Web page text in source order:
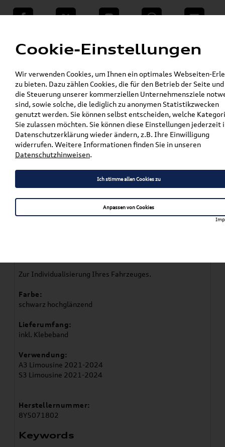
teilen Twitter Instagram WhatsApp E-Mail
VW Shop - VW Originalteile und Zubehör »
Audi Produkte » Audi Original Zubehör »
Sport & Design » Schriftzüge & Dekorfolien
»
Original Audi Ringe in Schwarz A3 / S3
Limousine (8Y) für das Heck 8Y5071802
Original Audi Ringe in
Schwarz A3 / S3 Limousine
(8Y) für das Heck
8Y5071802
Zur Individualisierung Ihres Fahrzeuges.
Farbe:
schwarz hochglänzend
Lieferumfang:
inkl. Klebeband
Verwendung:
A3 Limousine 2021-2024
S3 Limousine 2021-2024
Herstellernummer:
8Y5071802
Keywords
Cookie-Einstellungen
Wir verwenden Cookies, um Ihnen ein optimales Webseiten-
zu bieten. Dazu zählen Cookies, die für den Betrieb der Seite
die Steuerung unserer kommerziellen Unternehmensziele
sind, sowie solche, die lediglich zu anonymen Statistikzwecken
genutzt werden. Sie können selbst entscheiden, welche
Sie zulassen möchten. Sie können diese Einstellungen jederzeit
Datenschutzerklärung wieder ändern, z.B. Ihre Einwilligung
widerrufen. Weitere Informationen finden Sie in unseren
Datenschutzhinweisen.
Ich stimme allen Cookies zu
Anpassen von Cookies